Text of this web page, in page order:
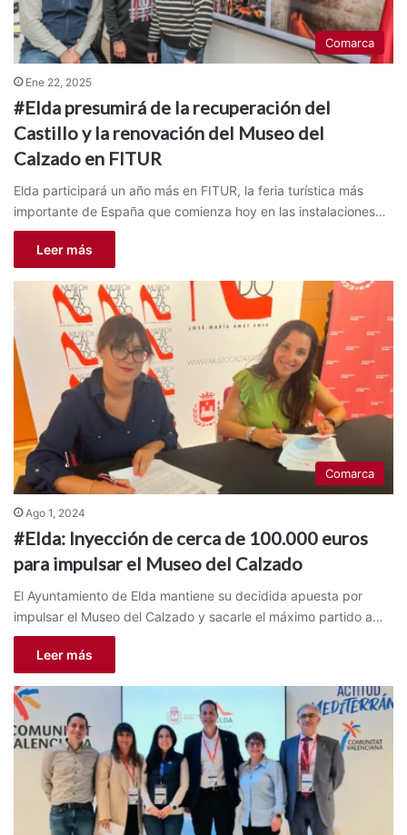
Comarca
Ene 22, 2025
#Elda presumirá de la recuperación del
Castillo y la renovación del Museo del
Calzado en FITUR
Elda participará un año más en FITUR, la feria turística más
importante de España que comienza hoy en las instalaciones…
Leer más
Comarca
Ago 1, 2024
#Elda: Inyección de cerca de 100.000 euros
para impulsar el Museo del Calzado
El Ayuntamiento de Elda mantiene su decidida apuesta por
impulsar el Museo del Calzado y sacarle el máximo partido a…
Leer más